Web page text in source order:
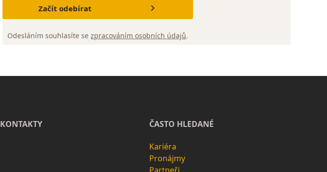
Začít odebírat
Odesláním souhlasíte sezpracováním osobních údajů.
KONTAKTY ČASTO HLEDANÉ
Kariéra
Pronájmy